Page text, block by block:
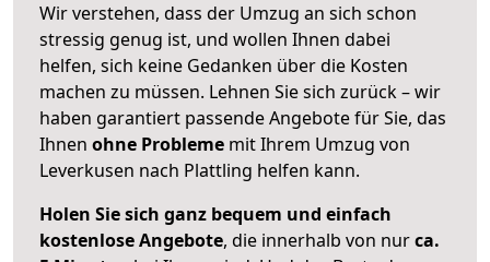
Wir verstehen, dass der Umzug an sich schon
stressig genug ist, und wollen Ihnen dabei
helfen, sich keine Gedanken über die Kosten
machen zu müssen. Lehnen Sie sich zurück – wir
haben garantiert passende Angebote für Sie, das
Ihnen ohne Probleme mit Ihrem Umzug von
Leverkusen nach Plattling helfen kann.
Holen Sie sich ganz bequem und einfach
kostenlose Angebote, die innerhalb von nurca.